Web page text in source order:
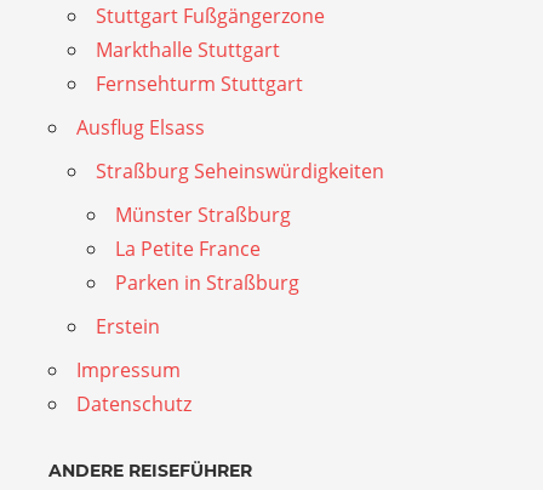
Stuttgart Fußgängerzone
Markthalle Stuttgart
Fernsehturm Stuttgart
Ausflug Elsass
Straßburg Seheinswürdigkeiten
Münster Straßburg
La Petite France
Parken in Straßburg
Erstein
Impressum
Datenschutz
ANDERE REISEFÜHRER